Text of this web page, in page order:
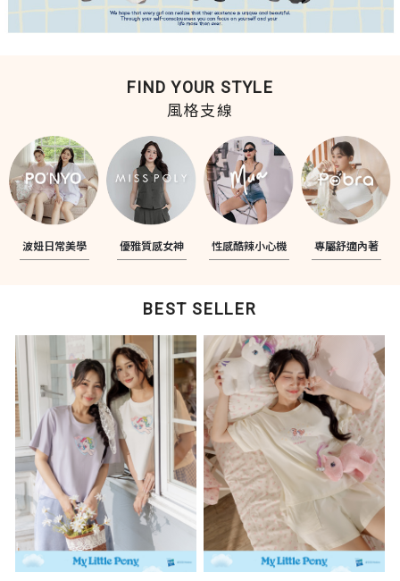
FIND YOUR STYLE
風格支線
波妞日常美學 優雅質感女神 性感酷辣小心機 專屬舒適內著
BEST SELLER